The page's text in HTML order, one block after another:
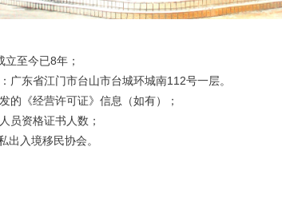
至今已8年；
广东省江门市台山市台城环城南112号一层。
的《经营许可证》信息（如有）；
员资格证书人数；
出入境移民协会。